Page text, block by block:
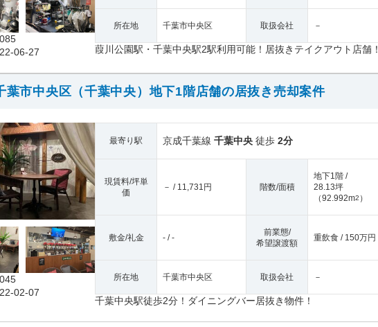
06-27
所在地 千葉市中央区 取扱会社 －
葭川公園駅・千葉中央駅2駅利用可能！居抜きテイクアウト店舗！
葉市中央区（千葉中央）地下1階店舗の居抜き売却案件
02-07
最寄り駅 京成千葉線 千葉中央 徒歩 2分
現賃料/坪単
価
－ / 11,731円 階数/面積
地下1階 /
28.13坪
（92.992m2 ）
敷金/礼金 - / -
前業態/
希望譲渡額
重飲食 / 150万円
所在地 千葉市中央区 取扱会社 －
千葉中央駅徒歩2分！ダイニングバー居抜き物件！